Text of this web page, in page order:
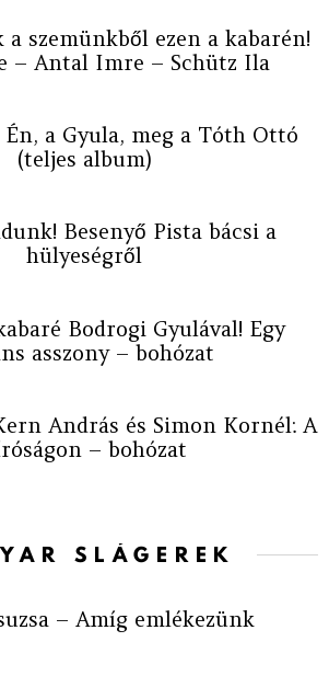
szemünkből ezen a kabarén!
– Antal Imre – Schütz Ila
a Gyula, meg a Tóth Ottó
(teljes album)
Besenyő Pista bácsi a
hülyeségről
Bodrogi Gyulával! Egy
asszony – bohózat
András és Simon Kornél: A
– bohózat
SLÁGEREK
– Amíg emlékezünk